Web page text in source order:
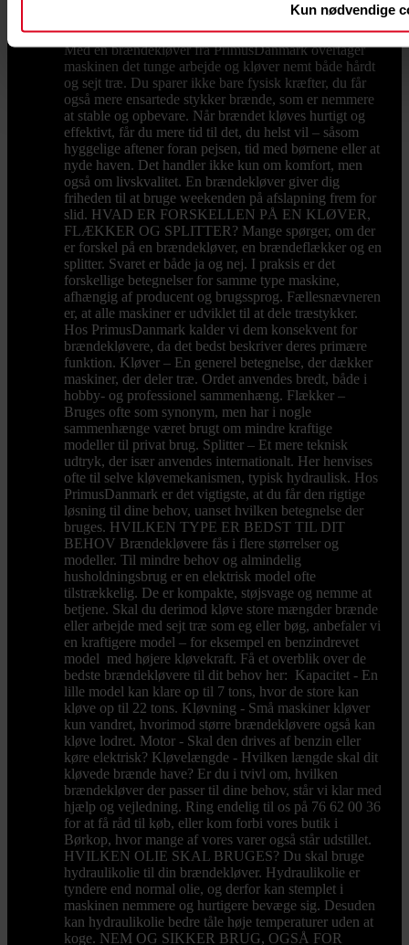
Kun nødvendige
kroppen. Det slider på ryg, skuldre og hænder, især
hvis du skal forberede brænde til hele vintersæsonen.
Med en brændekløver fra PrimusDanmark overtager
maskinen det tunge arbejde og kløver nemt både hårdt
og sejt træ. Du sparer ikke bare fysisk kræfter, du får
også mere ensartede stykker brænde, som er nemmere
at stable og opbevare. Når brændet kløves hurtigt og
effektivt, får du mere tid til det, du helst vil – såsom
hyggelige aftener foran pejsen, tid med børnene eller at
nyde haven. Det handler ikke kun om komfort, men
også om livskvalitet. En brændekløver giver dig
friheden til at bruge weekenden på afslapning frem for
slid. HVAD ER FORSKELLEN PÅ EN KLØVER,
FLÆKKER OG SPLITTER? Mange spørger, om der
er forskel på en brændekløver, en brændeflækker og en
splitter. Svaret er både ja og nej. I praksis er det
forskellige betegnelser for samme type maskine,
afhængig af producent og brugssprog. Fællesnævneren
er, at alle maskiner er udviklet til at dele træstykker.
Hos PrimusDanmark kalder vi dem konsekvent for
brændekløvere, da det bedst beskriver deres primære
funktion. Kløver – En generel betegnelse, der dækker
maskiner, der deler træ. Ordet anvendes bredt, både i
hobby- og professionel sammenhæng. Flækker –
Bruges ofte som synonym, men har i nogle
sammenhænge været brugt om mindre kraftige
modeller til privat brug. Splitter – Et mere teknisk
udtryk, der især anvendes internationalt. Her henvises
ofte til selve kløvemekanismen, typisk hydraulisk. Hos
PrimusDanmark er det vigtigste, at du får den rigtige
løsning til dine behov, uanset hvilken betegnelse der
bruges. HVILKEN TYPE ER BEDST TIL DIT
BEHOV Brændekløvere fås i flere størrelser og
modeller. Til mindre behov og almindelig
husholdningsbrug er en elektrisk model ofte
tilstrækkelig. De er kompakte, støjsvage og nemme at
betjene. Skal du derimod kløve store mængder brænde
eller arbejde med sejt træ som eg eller bøg, anbefaler vi
en kraftigere model – for eksempel en benzindrevet
model med højere kløvekraft. Få et overblik over de
bedste brændekløvere til dit behov her: Kapacitet - En
lille model kan klare op til 7 tons, hvor de store kan
kløve op til 22 tons. Kløvning - Små maskiner kløver
kun vandret, hvorimod større brændekløvere også kan
kløve lodret. Motor - Skal den drives af benzin eller
køre elektrisk? Kløvelængde - Hvilken længde skal dit
kløvede brænde have? Er du i tvivl om, hvilken
brændekløver der passer til dine behov, står vi klar med
hjælp og vejledning. Ring endelig til os på 76 62 00 36
for at få råd til køb, eller kom forbi vores butik i
Børkop, hvor mange af vores varer også står udstillet.
HVILKEN OLIE SKAL BRUGES? Du skal bruge
hydraulikolie til din brændekløver. Hydraulikolie er
tyndere end normal olie, og derfor kan stemplet i
maskinen nemmere og hurtigere bevæge sig. Desuden
kan hydraulikolie bedre tåle høje temperaturer uden at
koge. NEM OG SIKKER BRUG, OGSÅ FOR